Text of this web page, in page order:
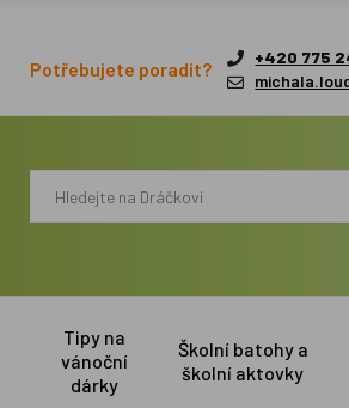
Potřebujete poradit?
+420 775
Tipy na
vánoční
dárky
Školní batohy a
školní aktovky